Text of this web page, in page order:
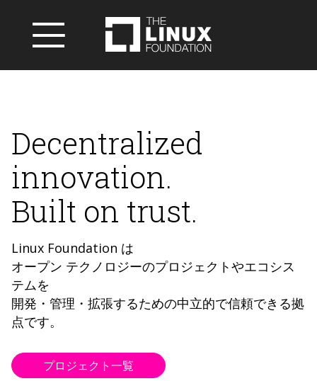
Decentralized
innovation.
Built on trust.
Linux Foundation は
オープン テクノロジーのプロジェクトやエコシス
テムを
開発・管理・拡張するための中立的で信頼できる拠
点です。
プロジェクト一覧